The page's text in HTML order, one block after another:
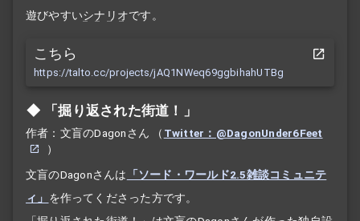
遊びやすいシナリオです。
こちら
https://talto.cc/projects/jAQ1NWeq69ggbihahUTBg
「掘り返された街道！」
作者：文盲のDagonさん （ Twitter：@DagonUnder6Feet
）
文盲のDagonさんは
「ソード・ワールド2.5雑談コミュニテ
ィ」 を作ってくださった方です。